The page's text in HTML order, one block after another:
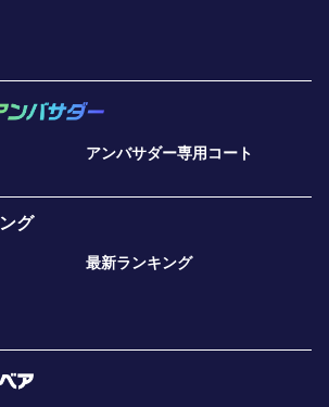
アンバサダー専用コート
グ
最新ランキング